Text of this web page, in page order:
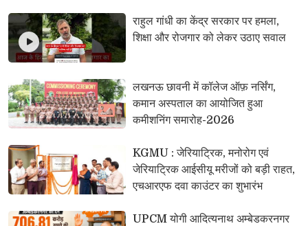
राहुल गांधी का केंद्र सरकार पर हमला,
शिक्षा और रोजगार को लेकर उठाए सवाल
लखनऊ छावनी में कॉलेज ऑफ़ नर्सिंग,
कमान अस्पताल का आयोजित हुआ
कमीशनिंग समारोह-2026
KGMU : जेरियाट्रिक, मनोरोग एवं
जेरियाट्रिक आईसीयू मरीजों को बड़ी राहत,
एचआरएफ दवा काउंटर का शुभारंभ
UPCM योगी आदित्यनाथ अम्बेडकरनगर